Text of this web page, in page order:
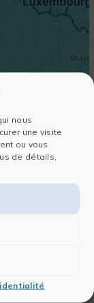
nous
une visite
ou vous
de détails,